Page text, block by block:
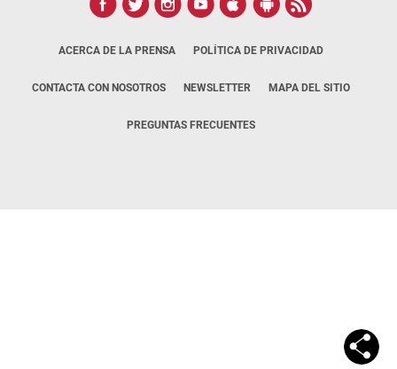
ACERCA DE LA PRENSA POLÍTICA DE PRIVACIDAD
CONTACTA CON NOSOTROS NEWSLETTER MAPA DEL SITIO
PREGUNTAS FRECUENTES